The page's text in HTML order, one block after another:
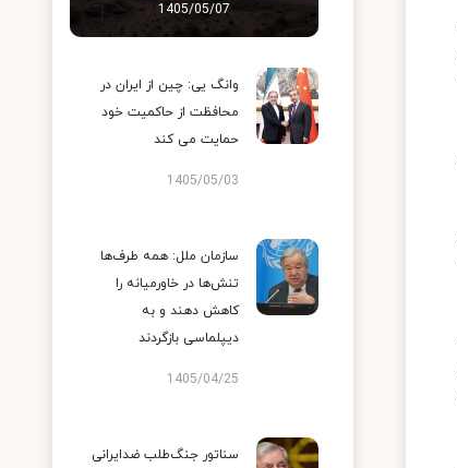
1405/05/07
وانگ یی: چین از ایران در
محافظت از حاکمیت خود
حمایت می کند
1405/05/03
سازمان ملل: همه طرف‌ها
تنش‌ها در خاورمیانه را
کاهش دهند و به
دیپلماسی بازگردند
1405/04/25
سناتور جنگ‌طلب ضدایرانی